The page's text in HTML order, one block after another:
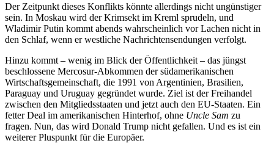
Der Zeitpunkt dieses Konflikts könnte allerdings nicht ungünstiger
sein. In Moskau wird der Krimsekt im Kreml sprudeln, und
Wladimir Putin kommt abends wahrscheinlich vor Lachen nicht in
den Schlaf, wenn er westliche Nachrichtensendungen verfolgt.
Hinzu kommt – wenig im Blick der Öffentlichkeit – das jüngst
beschlossene Mercosur-Abkommen der südamerikanischen
Wirtschaftsgemeinschaft, die 1991 von Argentinien, Brasilien,
Paraguay und Uruguay gegründet wurde. Ziel ist der Freihandel
zwischen den Mitgliedsstaaten und jetzt auch den EU-Staaten. Ein
fetter Deal im amerikanischen Hinterhof, ohne Uncle Sam zu
fragen. Nun, das wird Donald Trump nicht gefallen. Und es ist ein
weiterer Pluspunkt für die Europäer.